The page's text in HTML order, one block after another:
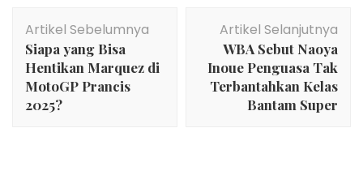
Artikel
Artikel Sebelumnya
Siapa yang Bisa
Hentikan Marquez di
MotoGP Prancis
2025?
Artikel Selanjutnya
WBA Sebut Naoya
Inoue Penguasa Tak
Terbantahkan Kelas
Bantam Super